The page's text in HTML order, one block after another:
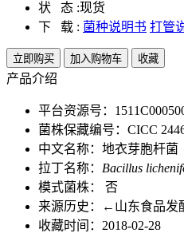
状 态 :现货
下 载 : 菌种说明书 打管
立即购买 加入购物车 收藏
产品介绍
平台资源号：
菌株保藏编号：CICC
中文名称：地衣芽胞杆菌
拉丁名称： Bacillus
模式菌株： 否
来源历史：←山东食品发
收藏时间：2018-02-28